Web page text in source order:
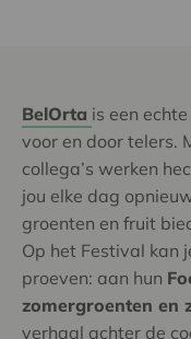
BelOrta is een
voor en door telers.
collega’s werken
jou elke dag
groenten en fruit
Op het Festival kan
proeven: aan hun
zomergroenten en
verhaal achter de